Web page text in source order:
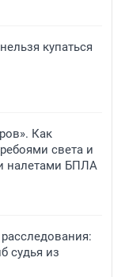
купаться
Как
света и
налетами БПЛА
судья из